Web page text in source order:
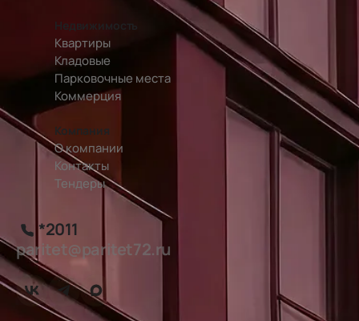
Недвижимость
Квартиры
Кладовые
Парковочные места
Коммерция
Компания
О компании
Контакты
Тендеры
*2011
paritet@paritet72.ru